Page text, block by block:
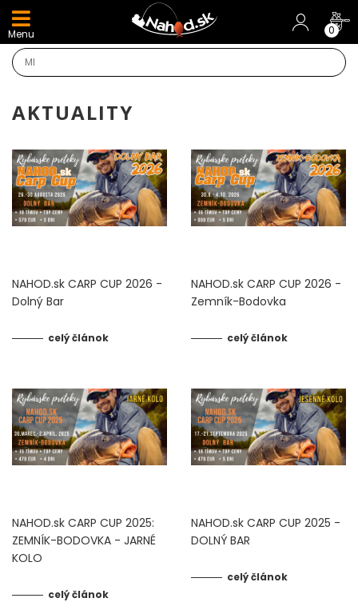
Menu 0
AKTUALITY
NAHOD.sk CARP CUP 2026 -
Dolný Bar
celý článok
NAHOD.sk CARP CUP 2026 -
Zemník-Bodovka
celý článok
NAHOD.sk CARP CUP 2025:
ZEMNÍK-BODOVKA - JARNÉ
KOLO
celý článok
NAHOD.sk CARP CUP 2025 -
DOLNÝ BAR
celý článok
DARČEKY A AKCIE
Darčeky
AKCIA 1+1
PRÚTY
KAPROVÉ PRÚTY
FEEDER PRÚTY
TELESKOPICKÉ PRÚTY
SPODOVÉ A MARKEROVACIE PRÚTY